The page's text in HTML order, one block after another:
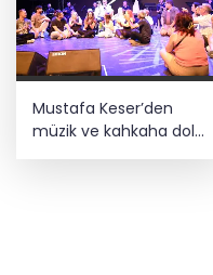
Mustafa Keser’den
müzik ve kahkaha dolu